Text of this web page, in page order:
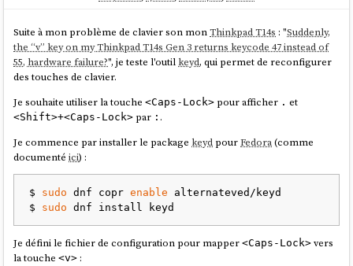
Suite à mon problème de clavier son monThinkpad T14s : "Suddenly,
the “v” key on my Thinkpad T14s Gen 3 returns keycode 47 instead of
55, hardware failure?", je teste l'outilkeyd, qui permet de reconfigurer
des touches de clavier.
Je souhaite utiliser la touche<Caps-Lock> pour afficher . et
<Shift>+<Caps-Lock> par : .
Je commence par installer le package keyd pourFedora(comme
documentéici) :
$ sudo dnf copr enable alternateved/keyd
$ sudo
Je défini le fichier de configuration pour mapper<Caps-Lock> vers
la touche<v> :